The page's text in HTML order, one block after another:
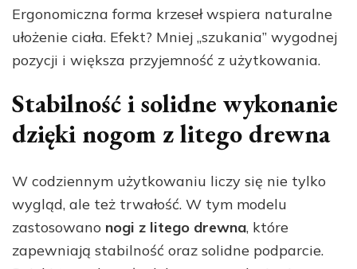
Ergonomiczna forma krzeseł wspiera naturalne
ułożenie ciała. Efekt? Mniej „szukania” wygodnej
pozycji i większa przyjemność z użytkowania.
Stabilność i solidne wykonanie
dzięki nogom z litego drewna
W codziennym użytkowaniu liczy się nie tylko
wygląd, ale też trwałość. W tym modelu
zastosowano nogi z litego drewna, które
zapewniają stabilność oraz solidne podparcie.